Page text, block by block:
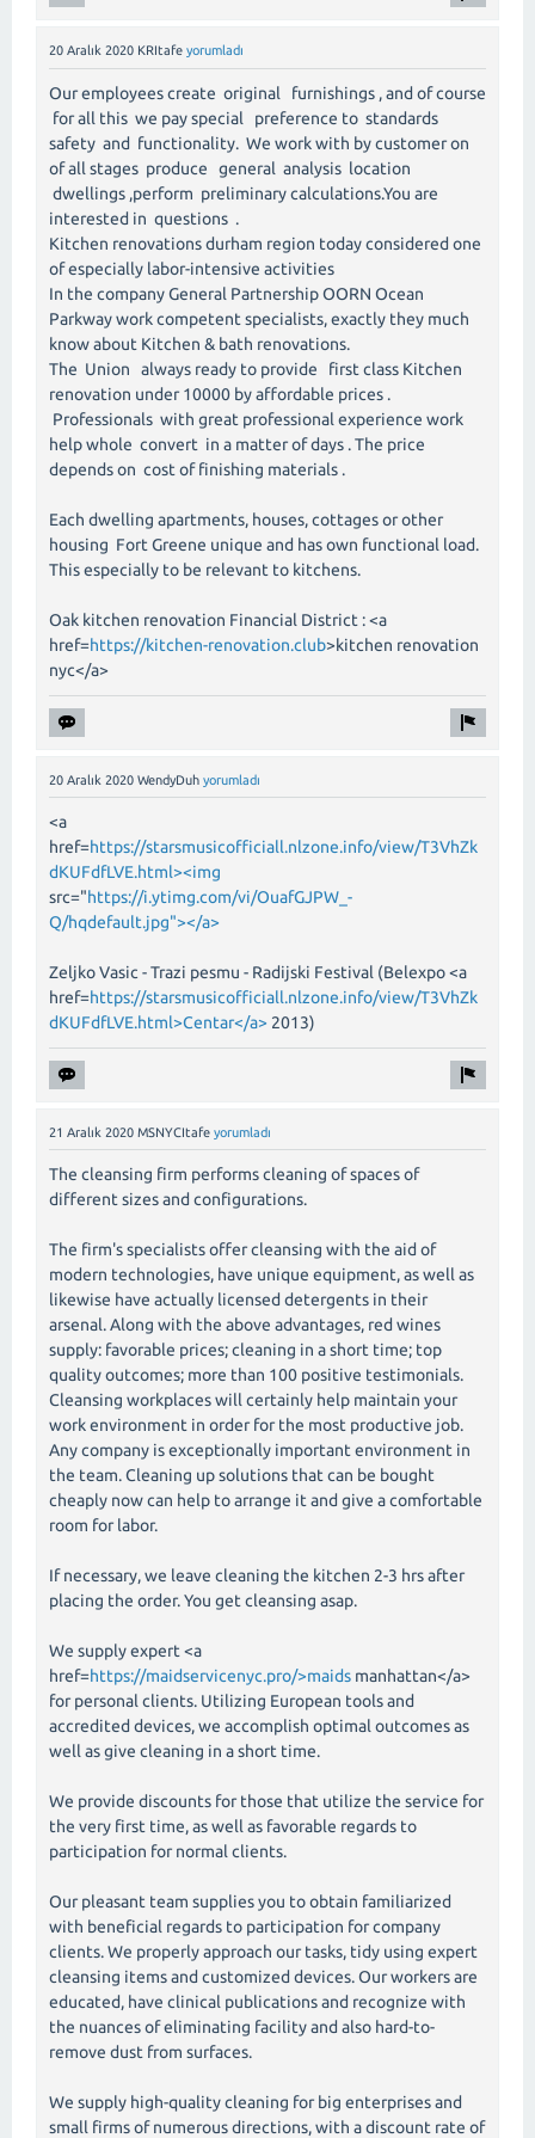
20 Aralık 2020 KRItafe yorumladı
Our employees create original furnishings , and of course
for all this we pay special preference to standards
safety and functionality. We work with by customer on
of all stages produce general analysis location
dwellings ,perform preliminary calculations.You are
interested in questions .
Kitchen renovations durham region today considered one
of especially labor-intensive activities
In the company General Partnership OORN Ocean
Parkway work competent specialists, exactly they much
know about Kitchen & bath renovations.
The Union always ready to provide first class Kitchen
renovation under 10000 by affordable prices .
Professionals with great professional experience work
help whole convert in a matter of days . The price
depends on cost of finishing materials .
Each dwelling apartments, houses, cottages or other
housing Fort Greene unique and has own functional load.
This especially to be relevant to kitchens.
Oak kitchen renovation Financial District : <a
href=https://kitchen-renovation.club>kitchen renovation
nyc</a>
20 Aralık 2020 WendyDuh yorumladı
<a
href=https://starsmusicofficiall.nlzone.info/view/T3VhZk
dKUFdfLVE.html><img
src="https://i.ytimg.com/vi/OuafGJPW_-
Q/hqdefault.jpg"></a>
Zeljko Vasic - Trazi pesmu - Radijski Festival (Belexpo <a
href=https://starsmusicofficiall.nlzone.info/view/T3VhZk
dKUFdfLVE.html>Centar</a> 2013)
21 Aralık 2020 MSNYCItafe yorumladı
The cleansing firm performs cleaning of spaces of
different sizes and configurations.
The firm's specialists offer cleansing with the aid of
modern technologies, have unique equipment, as well as
likewise have actually licensed detergents in their
arsenal. Along with the above advantages, red wines
supply: favorable prices; cleaning in a short time; top
quality outcomes; more than 100 positive testimonials.
Cleansing workplaces will certainly help maintain your
work environment in order for the most productive job.
Any company is exceptionally important environment in
the team. Cleaning up solutions that can be bought
cheaply now can help to arrange it and give a comfortable
room for labor.
If necessary, we leave cleaning the kitchen 2-3 hrs after
placing the order. You get cleansing asap.
We supply expert <a
href=https://maidservicenyc.pro/>maids manhattan</a>
for personal clients. Utilizing European tools and
accredited devices, we accomplish optimal outcomes as
well as give cleaning in a short time.
We provide discounts for those that utilize the service for
the very first time, as well as favorable regards to
participation for normal clients.
Our pleasant team supplies you to obtain familiarized
with beneficial regards to participation for company
clients. We properly approach our tasks, tidy using expert
cleansing items and customized devices. Our workers are
educated, have clinical publications and recognize with
the nuances of eliminating facility and also hard-to-
remove dust from surfaces.
We supply high-quality cleaning for big enterprises and
small firms of numerous directions, with a discount rate of